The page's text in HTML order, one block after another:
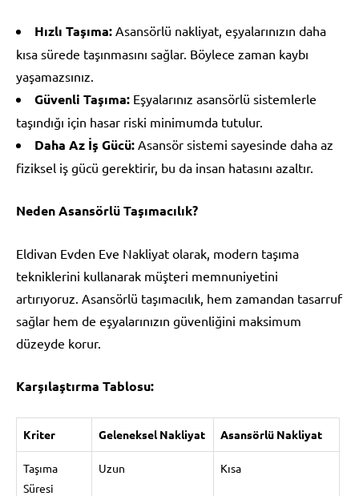
Hızlı Taşıma: Asansörlü nakliyat, eşyalarınızın daha
kısa sürede taşınmasını sağlar. Böylece zaman kaybı
yaşamazsınız.
Güvenli Taşıma: Eşyalarınız asansörlü sistemlerle
taşındığı için hasar riski minimumda tutulur.
Daha Az İş Gücü: Asansör sistemi sayesinde daha az
fiziksel iş gücü gerektirir, bu da insan hatasını azaltır.
Neden Asansörlü Taşımacılık?
Eldivan Evden Eve Nakliyat olarak, modern taşıma
tekniklerini kullanarak müşteri memnuniyetini
artırıyoruz. Asansörlü taşımacılık, hem zamandan tasarruf
sağlar hem de eşyalarınızın güvenliğini maksimum
düzeyde korur.
Karşılaştırma Tablosu:
Kriter Geleneksel Nakliyat Asansörlü Nakliyat
Taşıma
Süresi
Uzun Kısa